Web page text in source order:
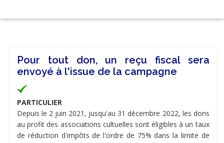
Pour tout don, un reçu fiscal sera
envoyé à l'issue de la campagne
PARTICULIER
Depuis le 2 juin 2021, jusqu'au 31 décembre 2022, les dons
au profit des associations cultuelles sont éligibles à un taux
de réduction d'impôts de l'ordre de 75% dans la limite de